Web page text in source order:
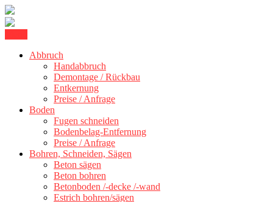
content
Betonschneiden Stuttgart
+ 300 kmAbbruch
Handabbruch
Demontage / Rückbau
Entkernung
Preise / Anfrage
Boden
Fugen schneiden
Bodenbelag-Entfernung
Preise / Anfrage
Bohren, Schneiden, Sägen
Beton sägen
Beton bohren
Betonboden /-decke /-wand
Estrich bohren/sägen